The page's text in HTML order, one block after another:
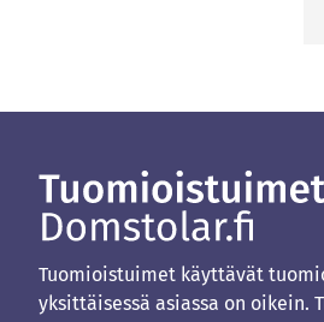
Tuomioistuimet käyttävät
yksittäisessä asiassa on oikein.